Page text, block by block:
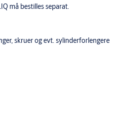
må bestilles separat.
skruer og evt. sylinderforlengere